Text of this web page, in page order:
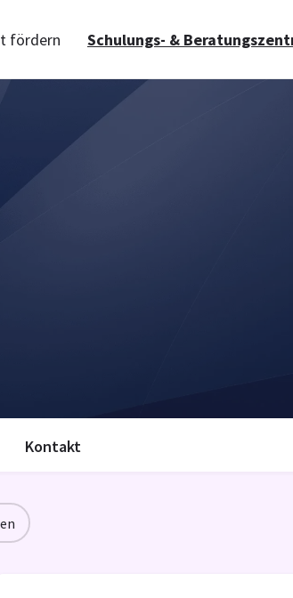
fördern Schulungs- &
Kontakt